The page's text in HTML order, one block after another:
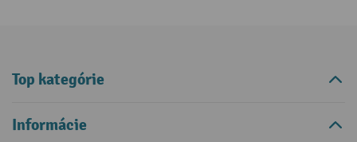
Top kategórie
Informácie